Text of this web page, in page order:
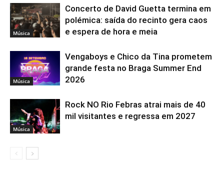
Música
Concerto de David Guetta termina em
polémica: saída do recinto gera caos
e espera de hora e meia
Música
Vengaboys e Chico da Tina prometem
grande festa no Braga Summer End
2026
Música
Rock NO Rio Febras atrai mais de 40
mil visitantes e regressa em 2027